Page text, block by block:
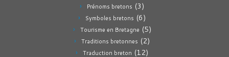
Prénoms bretons (3)
Symboles bretons (6)
Tourisme en Bretagne (5)
Traditions bretonnes (2)
Traduction breton (12)